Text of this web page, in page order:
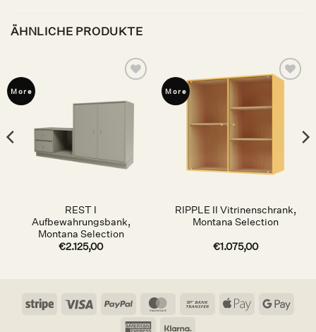
ÄHNLICHE PRODUKTE
More
Wunschliste
REST I
Aufbewahrungsbank,
Montana Selection
€2.125,00
More
RIPPLE II Vitrinenschrank,
Montana Selection
€1.075,00
Stripe Visa PayPal MasterCardBank
Apple
American